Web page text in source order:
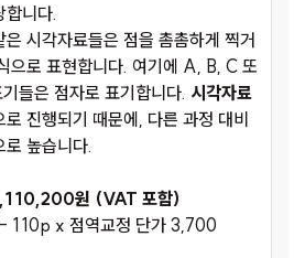
합니다.
시각자료들은 점을 촘촘하게 찍거
으로 표현합니다. 여기에 A, B, C 또
들은 점자로 표기합니다. 시각자료
진행되기 때문에, 다른 과정 대비
로 높습니다.
원 (VAT 포함)
x 점역교정 단가 3,700